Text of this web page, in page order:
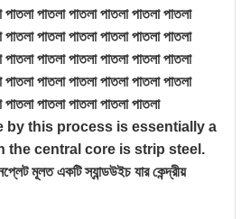
পাতলা পাতলা পাতলা পাতলা পাতলা
পাতলা পাতলা পাতলা পাতলা পাতলা
পাতলা পাতলা পাতলা পাতলা পাতলা
পাতলা পাতলা পাতলা পাতলা পাতলা
পাতলা পাতলা পাতলা পাতলা
by this process is essentially a
the central core is strip steel.
মূলত একটি স্যান্ডউইচ যার কেন্দ্রীয়